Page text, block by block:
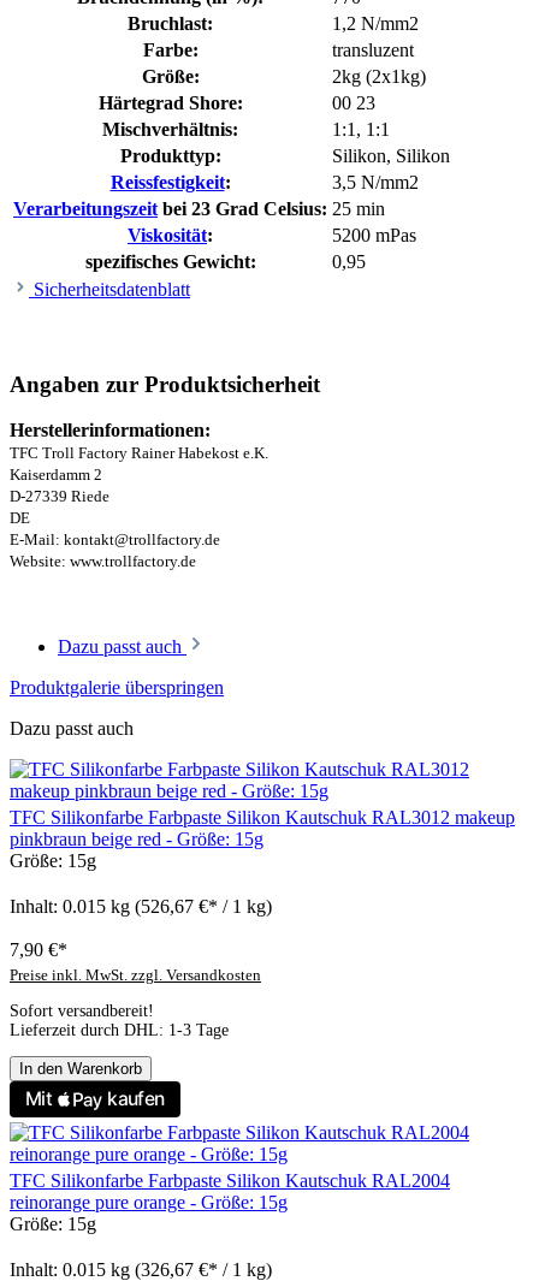
Bruchlast:
1,2 N/mm2
Farbe:
transluzent
Größe:
2kg (2x1kg)
Härtegrad Shore:
00 23
Mischverhältnis:
1:1 , 1:1
Produkttyp:
Silikon, Silikon
Reissfestigkeit:
3,5 N/mm2
Verarbeitungszeit bei 23 Grad Celsius: 25 min
Viskosität:
5200 mPas
spezifisches Gewicht:
0,95
Sicherheitsdatenblatt
Angaben zur Produktsicherheit
Herstellerinformationen:
TFC Troll Factory Rainer Habekost e.K.
Kaiserdamm 2
D-27339 Riede
DE
E-Mail: kontakt@trollfactory.de
Website: www.trollfactory.de
Dazu passt auch
Produktgalerie überspringen
Dazu passt auch
TFC Silikonfarbe Farbpaste Silikon Kautschuk RAL3012 makeup
pinkbraun beige red - Größe: 15g
Größe: 15g
Inhalt: 0.015 kg (526,67 €* / 1 kg)
7,90 €*
Preise inkl. MwSt. zzgl. Versandkosten
Sofort versandbereit!
Lieferzeit durch DHL: 1-3 Tage
In den Warenkorb
TFC Silikonfarbe Farbpaste Silikon Kautschuk RAL2004
reinorange pure orange - Größe: 15g
Größe: 15g
Inhalt: 0.015 kg (326,67 €* / 1 kg)